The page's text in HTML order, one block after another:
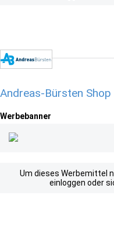
Andreas-Bürsten
Werbebanner
Um dieses Werbemittel
einloggen oder